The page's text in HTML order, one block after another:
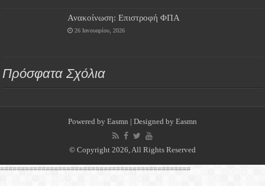
Ανακοίνωση: Επιστροφή ΦΠΑ
26 Ιανουαρίου, 2026
Πρόσφατα Σχόλια
Powered by Easmn | Designed by Easmn
© Copyright 2026, All Rights Reserved
==============================================